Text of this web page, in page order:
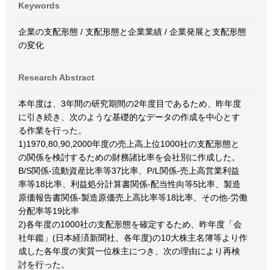
Keywords
企業の支配形態 / 支配形態と企業業績 / 企業発展と支配形態
の変化
Research Abstract
本年度は、3年間の研究期間の2年度目であるため、昨年度
に引き続き、次のような基礎的なデータの作成を中心とす
る作業を行った。
1)1970,80,90,2000年度の売上高上位1000社の支配形態と
の関係を検討するための財務諸比率を会社別に作成した。
B/S関係-流動資産比率等37比率、P/L関係-売上高営業利益
率等18比率、利益処分計算書関係-配当性向等5比率、製造
原価報告書関係-製造原価売上高比率等18比率、その他-労働
分配率等19比率
2)各年度の1000社の支配形態を確定するため、昨年度「会
社年鑑」(日本経済新聞社、各年度)の10大株主名簿等より作
成した各年度の実質一位株主につき、次の理由により再検
討を行った。